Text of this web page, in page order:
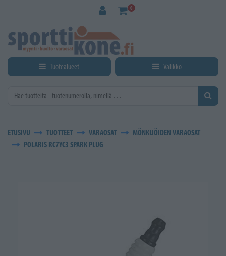
0
Tuotealueet Valikko
ETUSIVU TUOTTEET VARAOSAT
MÖNKIJÖIDEN VARAOSAT
POLARIS RC7YC3 SPARK PLUG